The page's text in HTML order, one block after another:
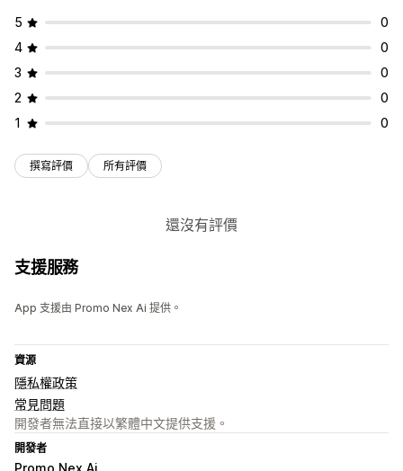
5
0
4
0
3
0
2
0
1
0
撰寫評價 所有評價
還沒有評價
支援服務
App 支援由 Promo Nex Ai 提供。
資源
隱私權政策
常見問題
開發者無法直接以繁體中文提供支援。
開發者